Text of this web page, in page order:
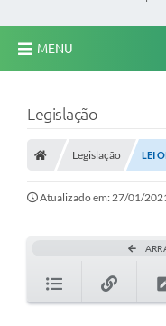
MENU
A Prefeitura
Diário Oficial
TRANSPARÊNCIA
Contato
Notícias
Legislação
Legislação LEI
Atualizado em: 27/01/